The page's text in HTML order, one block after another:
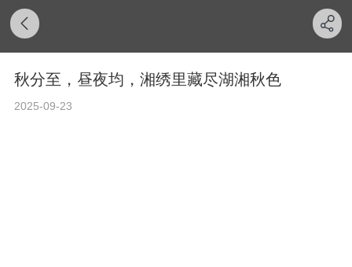
秋分至，昼夜均，湘绣里藏尽湖湘秋色
2025-09-23